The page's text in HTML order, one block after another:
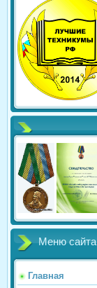
Меню сайта
Главная